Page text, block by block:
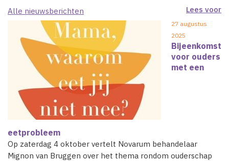
Lees voor
Alle nieuwsberichten
27 augustus
2025
Bijeenkomst
voor ouders
met een
eetprobleem
Op zaterdag 4 oktober vertelt Novarum behandelaar
Mignon van Bruggen over het thema rondom ouderschap